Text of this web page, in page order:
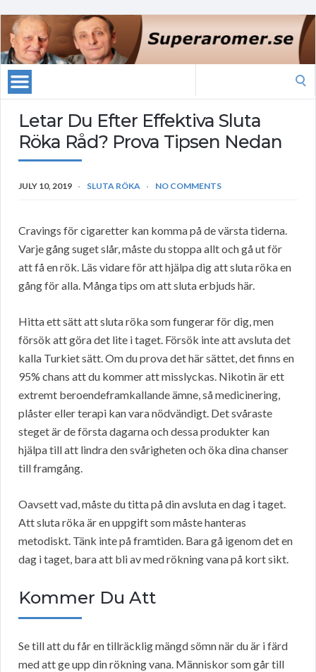
Letar Du Efter Effektiva Sluta
Röka Råd? Prova Tipsen Nedan
JULY 10, 2019 SLUTA RÖKA NO COMMENTS
Cravings för cigaretter kan komma på de värsta tiderna.
Varje gång suget slår, måste du stoppa allt och gå ut för
att få en rök. Läs vidare för att hjälpa dig att sluta röka en
gång för alla. Många tips om att sluta erbjuds här.
Hitta ett sätt att sluta röka som fungerar för dig, men
försök att göra det lite i taget. Försök inte att avsluta det
kalla Turkiet sätt. Om du prova det här sättet, det finns en
95% chans att du kommer att misslyckas. Nikotin är ett
extremt beroendeframkallande ämne, så medicinering,
plåster eller terapi kan vara nödvändigt. Det svåraste
steget är de första dagarna och dessa produkter kan
hjälpa till att lindra den svårigheten och öka dina chanser
till framgång.
Oavsett vad, måste du titta på din avsluta en dag i taget.
Att sluta röka är en uppgift som måste hanteras
metodiskt. Tänk inte på framtiden. Bara gå igenom det en
dag i taget, bara att bli av med rökning vana på kort sikt.
Kommer Du Att
Se till att du får en tillräcklig mängd sömn när du är i färd
med att ge upp din rökning vana. Människor som går till